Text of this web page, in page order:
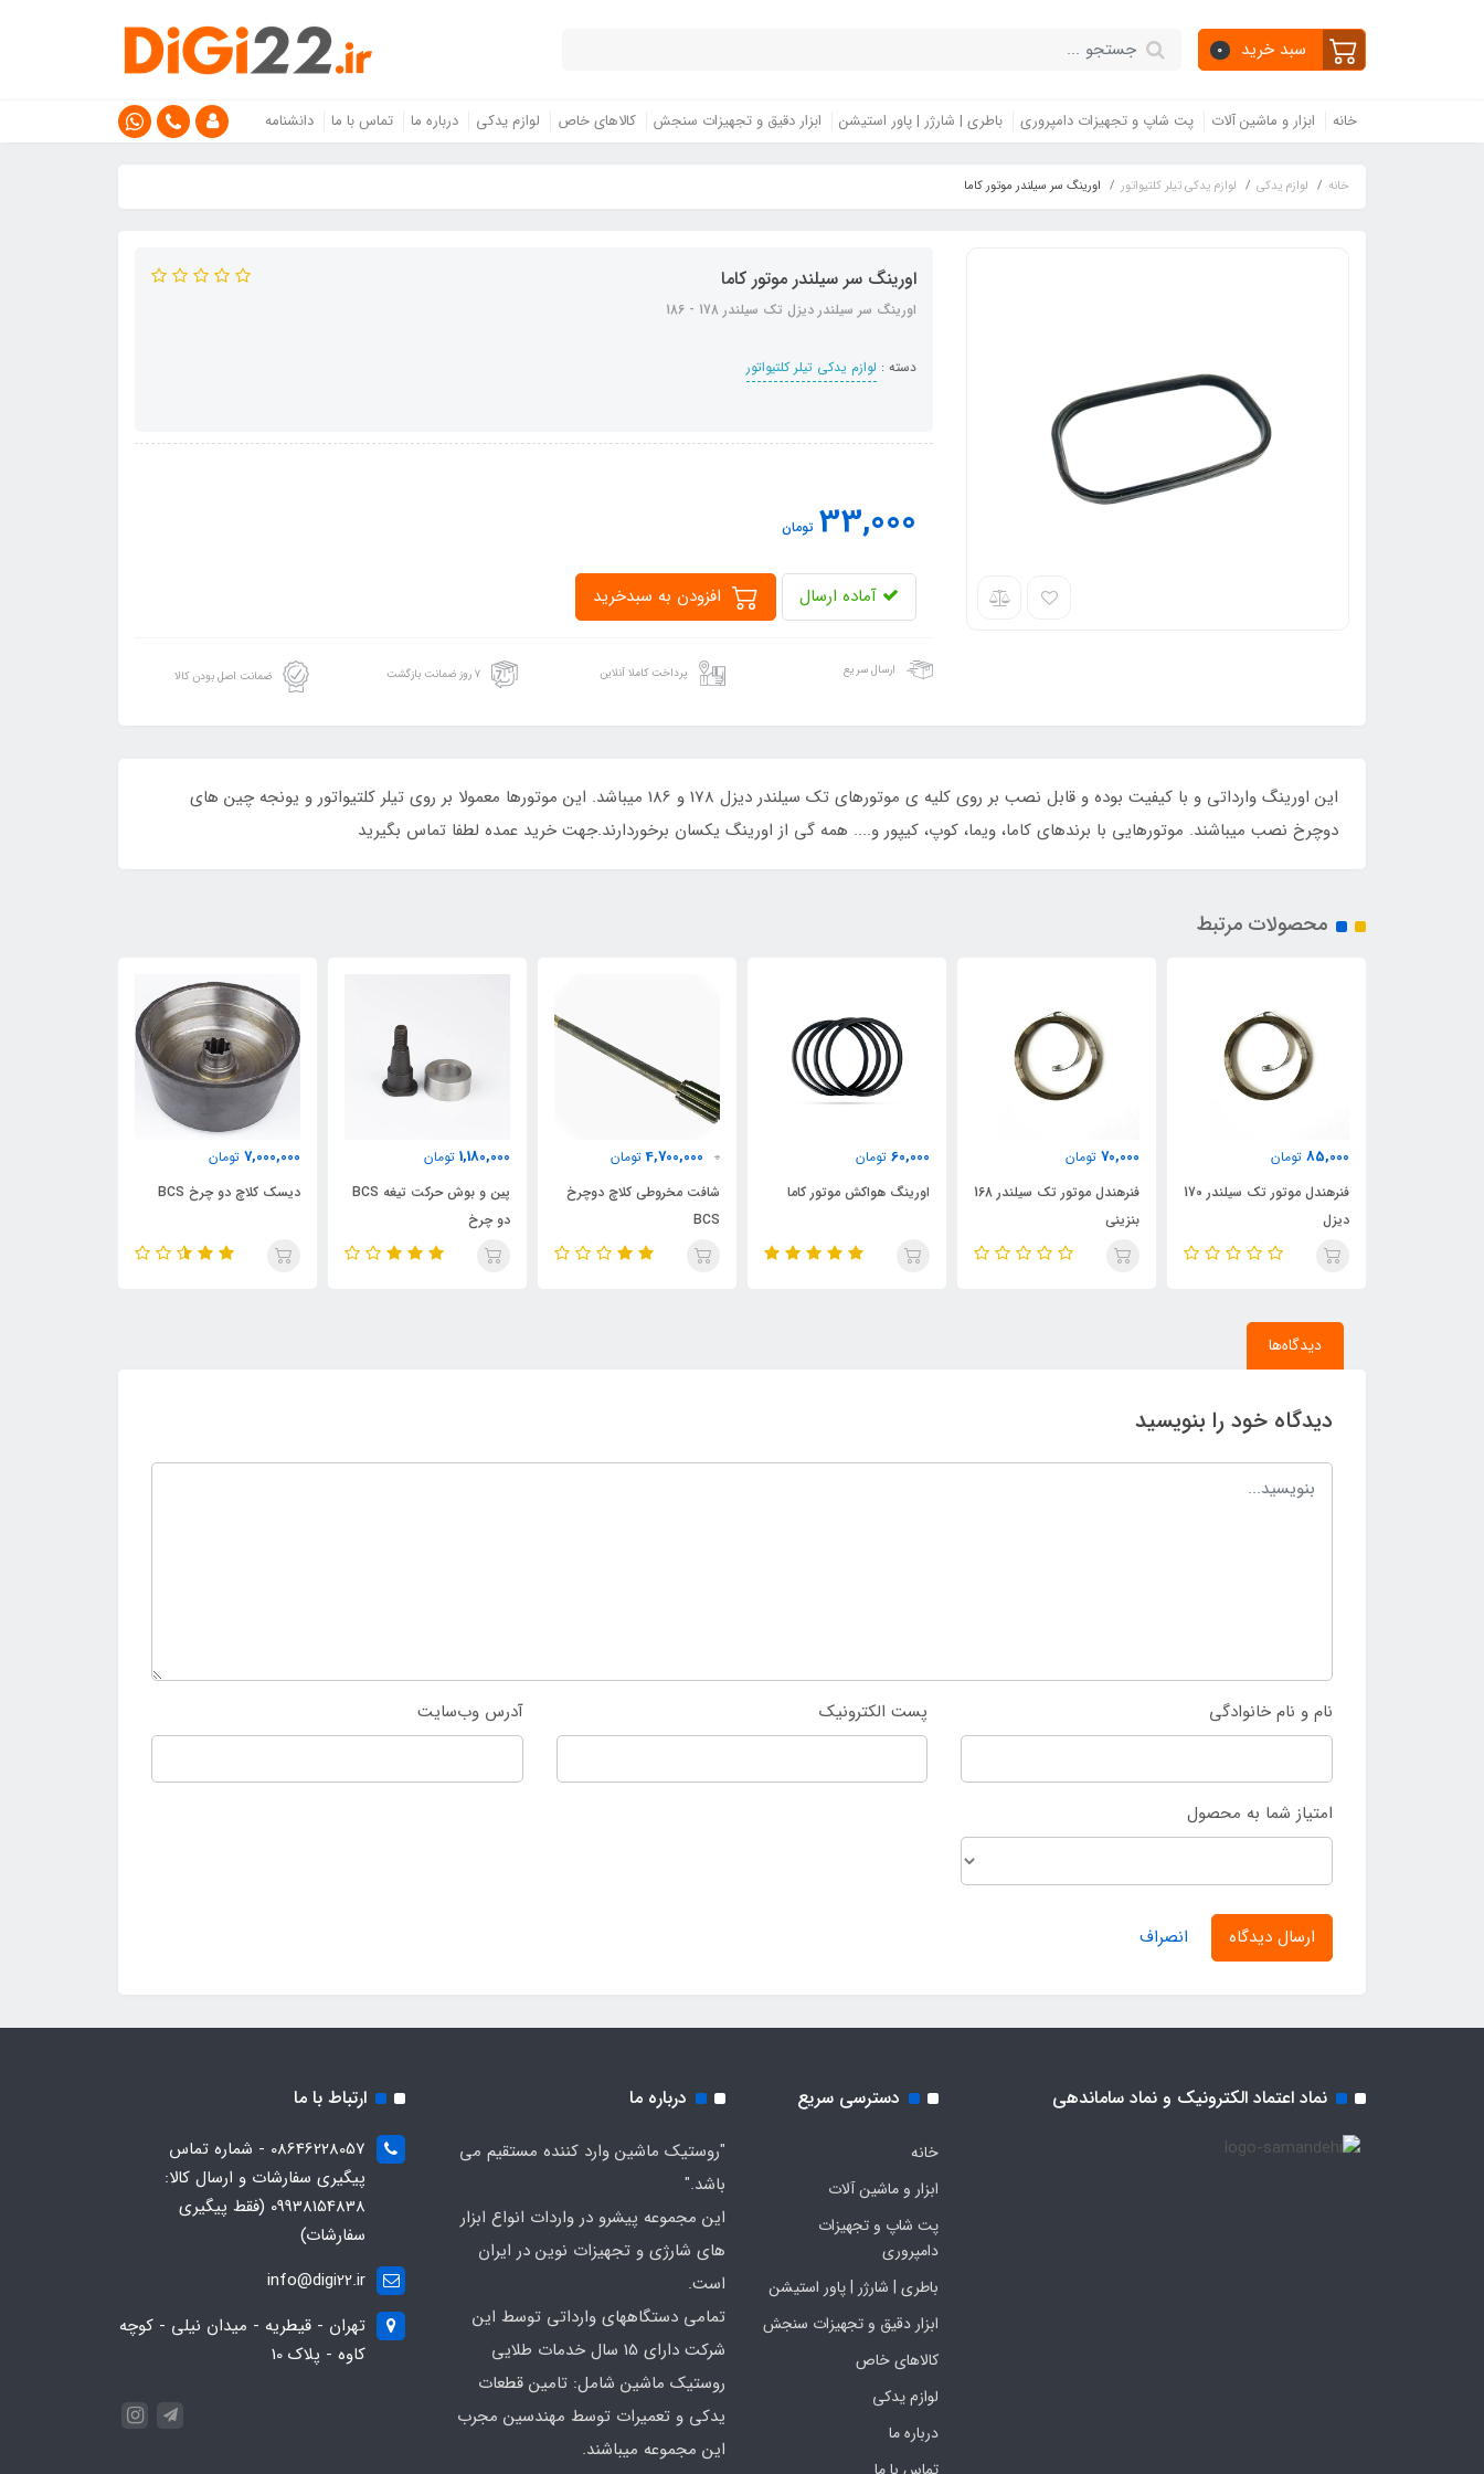
سبد خرید 0
خانه ابزار و ماشین آلات پت شاپ و تجهیزات دامپروری باطری | شارژر | پاور استیشن ابزار دقیق و تجهیزات سنجش کالاهای خاص لوازم یدکی درباره ما تماس با ما دانشنامه
خانه لوازم یدکی لوازم یدکی تیلر کلتیواتور اورینگ سر سیلندر موتور کاما
اورینگ سر سیلندر موتور کاما
اورینگ سر سیلندر دیزل تک سیلندر 178 - 186
دسته : لوازم یدکی تیلر کلتیواتور
33,000 تومان
آماده ارسال
ارسال سریع پرداخت کاملا آنلاین ۷ روز ضمانت بازگشت ضمانت اصل بودن کالا
این اورینگ وارداتی و با کیفیت بوده و قابل نصب بر روی کلیه ی موتورهای تک سیلندر دیزل 178 و 186 میباشد. این موتورها معمولا بر روی تیلر کلتیواتور و یونجه چین های
دوچرخ نصب میباشند. موتورهایی با برندهای کاما، ویما، کوپ، کیپور و.... همه گی از اورینگ یکسان برخوردارند.جهت خرید عمده لطفا تماس بگیرید
محصولات مرتبط
70,000 تومان
فنرهندل موتور تک سیلندر 168
بنزینی
60,000 تومان
اورینگ هواکش موتور کاما
0
4,700,000
شافت مخروطی کلاچ دوچرخ
1,180,000 تومان
پین و بوش حرکت تیغه BCS
دو چرخ
7,000,000 تومان
دیسک کلاچ دو چرخ BCS
7٪
ناموجود
انژکتور کامل موتور کاما برند
دیدگاه‌ها
دیدگاه خود را بنویسید
نام و نام خانوادگی پست الکترونیک آدرس وب‌سایت
امتیاز شما به محصول
ارسال دیدگاه انصراف
نماد اعتماد الکترونیک و نماد ساماندهی دسترسی سریع
خانه
ابزار و ماشین آلات
پت شاپ و تجهیزات
دامپروری
باطری | شارژر | پاور استیشن
ابزار دقیق و تجهیزات سنجش
کالاهای خاص
لوازم یدکی
درباره ما
تماس با ما
درباره ما
"روستیک ماشین وارد کننده مستقیم می
باشد."
این مجموعه پیشرو در واردات انواع ابزار
های شارژی و تجهیزات نوین در ایران
است.
تمامی دستگاههای وارداتی توسط این
شرکت دارای 15 سال خدمات طلایی
روستیک ماشین شامل: تامین قطعات
یدکی و تعمیرات توسط مهندسین مجرب
این مجموعه میباشند.
ارتباط با ما
08646228057 - شماره تماس
پیگیری سفارشات و ارسال کالا:
09938154838 (فقط پیگیری
سفارشات)
info@digi22.ir
تهران - قیطریه - میدان نیلی - کوچه
کاوه - پلاک 10